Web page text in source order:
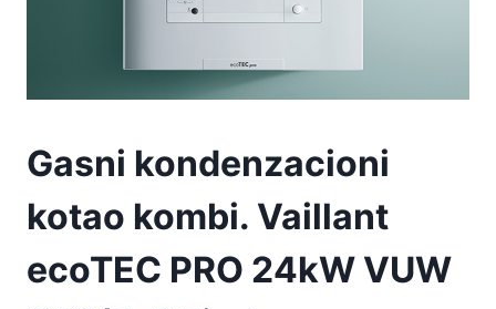
Gasni kondenzacioni
kotao kombi. Vaillant
ecoTEC PRO 24kW VUW